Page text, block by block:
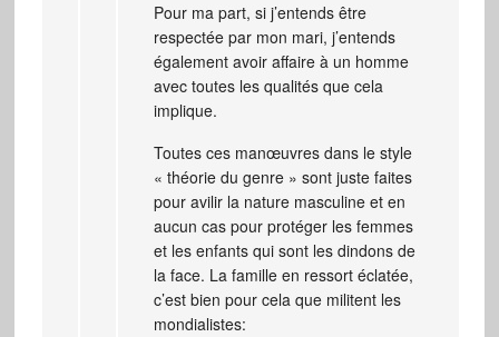
Pour ma part, si j’entends être
respectée par mon mari, j’entends
également avoir affaire à un homme
avec toutes les qualités que cela
implique.
Toutes ces manœuvres dans le style
« théorie du genre » sont juste faites
pour avilir la nature masculine et en
aucun cas pour protéger les femmes
et les enfants qui sont les dindons de
la face. La famille en ressort éclatée,
c’est bien pour cela que militent les
mondialistes: